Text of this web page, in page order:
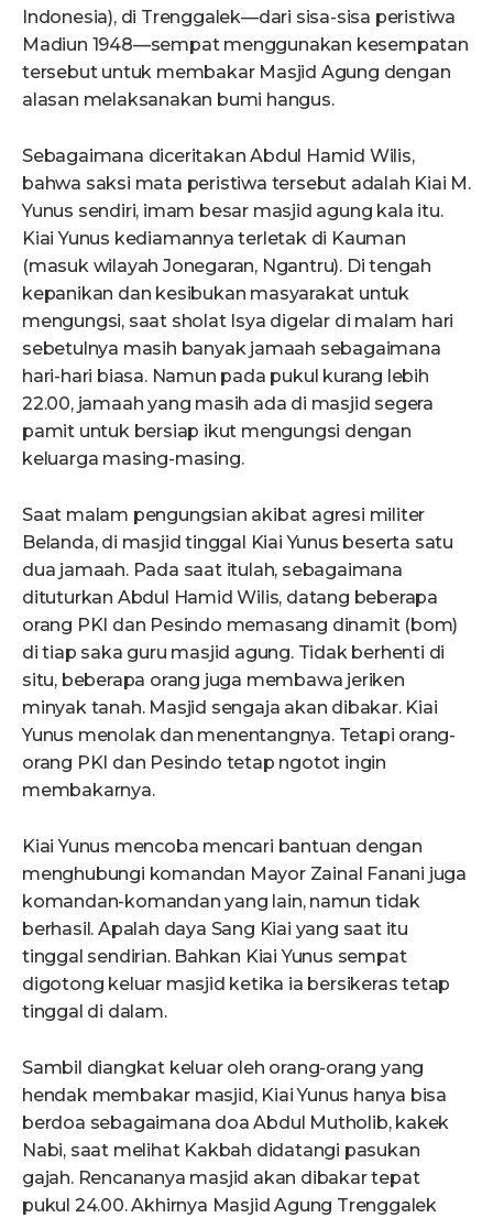
Indonesia), di Trenggalek—dari sisa-sisa peristiwa
Madiun 1948—sempat menggunakan kesempatan
tersebut untuk membakar Masjid Agung dengan
alasan melaksanakan bumi hangus.
Sebagaimana diceritakan Abdul Hamid Wilis,
bahwa saksi mata peristiwa tersebut adalah Kiai M.
Yunus sendiri, imam besar masjid agung kala itu.
Kiai Yunus kediamannya terletak di Kauman
(masuk wilayah Jonegaran, Ngantru). Di tengah
kepanikan dan kesibukan masyarakat untuk
mengungsi, saat sholat Isya digelar di malam hari
sebetulnya masih banyak jamaah sebagaimana
hari-hari biasa. Namun pada pukul kurang lebih
22.00, jamaah yang masih ada di masjid segera
pamit untuk bersiap ikut mengungsi dengan
keluarga masing-masing.
Saat malam pengungsian akibat agresi militer
Belanda, di masjid tinggal Kiai Yunus beserta satu
dua jamaah. Pada saat itulah, sebagaimana
dituturkan Abdul Hamid Wilis, datang beberapa
orang PKI dan Pesindo memasang dinamit (bom)
di tiap saka guru masjid agung. Tidak berhenti di
situ, beberapa orang juga membawa jeriken
minyak tanah. Masjid sengaja akan dibakar. Kiai
Yunus menolak dan menentangnya. Tetapi orang-
orang PKI dan Pesindo tetap ngotot ingin
membakarnya.
Kiai Yunus mencoba mencari bantuan dengan
menghubungi komandan Mayor Zainal Fanani juga
komandan-komandan yang lain, namun tidak
berhasil. Apalah daya Sang Kiai yang saat itu
tinggal sendirian. Bahkan Kiai Yunus sempat
digotong keluar masjid ketika ia bersikeras tetap
tinggal di dalam.
Sambil diangkat keluar oleh orang-orang yang
hendak membakar masjid, Kiai Yunus hanya bisa
berdoa sebagaimana doa Abdul Mutholib, kakek
Nabi, saat melihat Kakbah didatangi pasukan
gajah. Rencananya masjid akan dibakar tepat
pukul 24.00. Akhirnya Masjid Agung Trenggalek